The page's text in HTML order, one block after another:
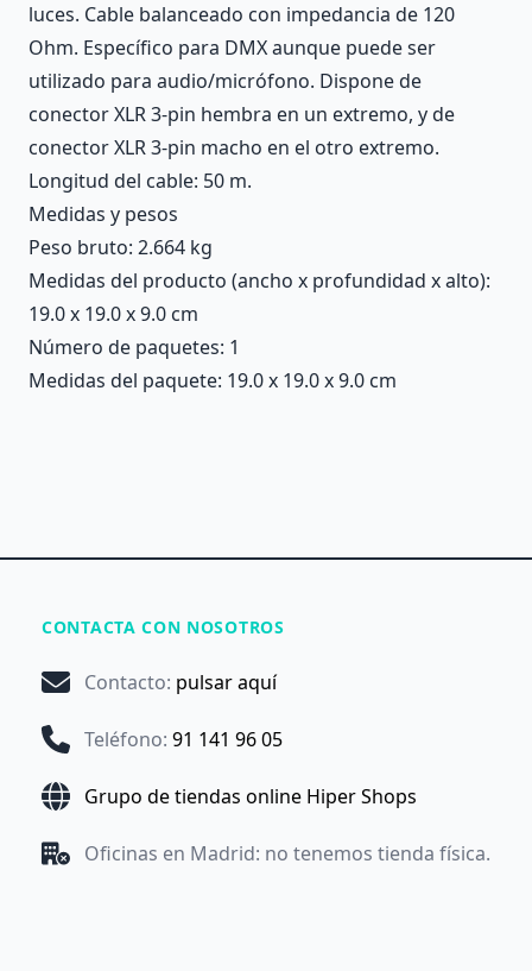
luces. Cable balanceado con impedancia de 120
Ohm. Específico para DMX aunque puede ser
utilizado para audio/micrófono. Dispone de
conector XLR 3-pin hembra en un extremo, y de
conector XLR 3-pin macho en el otro extremo.
Longitud del cable: 50 m.
Medidas y pesos
Peso bruto: 2.664 kg
Medidas del producto (ancho x profundidad x alto):
19.0 x 19.0 x 9.0 cm
Número de paquetes: 1
Medidas del paquete: 19.0 x 19.0 x 9.0 cm
CONTACTA CON NOSOTROS
Contacto: pulsar aquí
Teléfono: 91 141 96 05
Grupo de tiendas online Hiper Shops
Oficinas en Madrid: no tenemos tienda física.